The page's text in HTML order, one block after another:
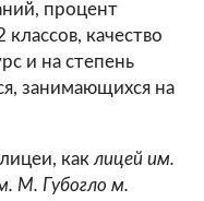
процент
качество
и на степень
занимающихся на
как лицей им.
М. Губогло м.